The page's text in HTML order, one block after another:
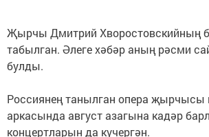
Җырчы Дмитрий Хворостовскийның
табылган. Әлеге хәбәр аның рәсми
булды.
Россиянең танылган опера җырчысы
аркасында август азагына кадәр
концертларын да күчергән.